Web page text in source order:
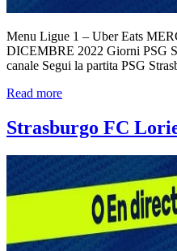
Menu Ligue 1 – Uber Eats
DICEMBRE 2022 Giorni PSG
canale Segui la partita PSG
Read more
Strasburgo FC